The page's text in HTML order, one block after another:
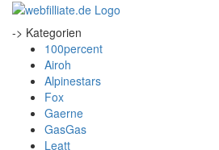
-> Kategorien
100percent
Airoh
Alpinestars
Fox
Gaerne
GasGas
Leatt